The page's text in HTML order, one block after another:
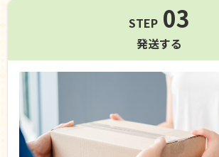
STEP 03
発送する